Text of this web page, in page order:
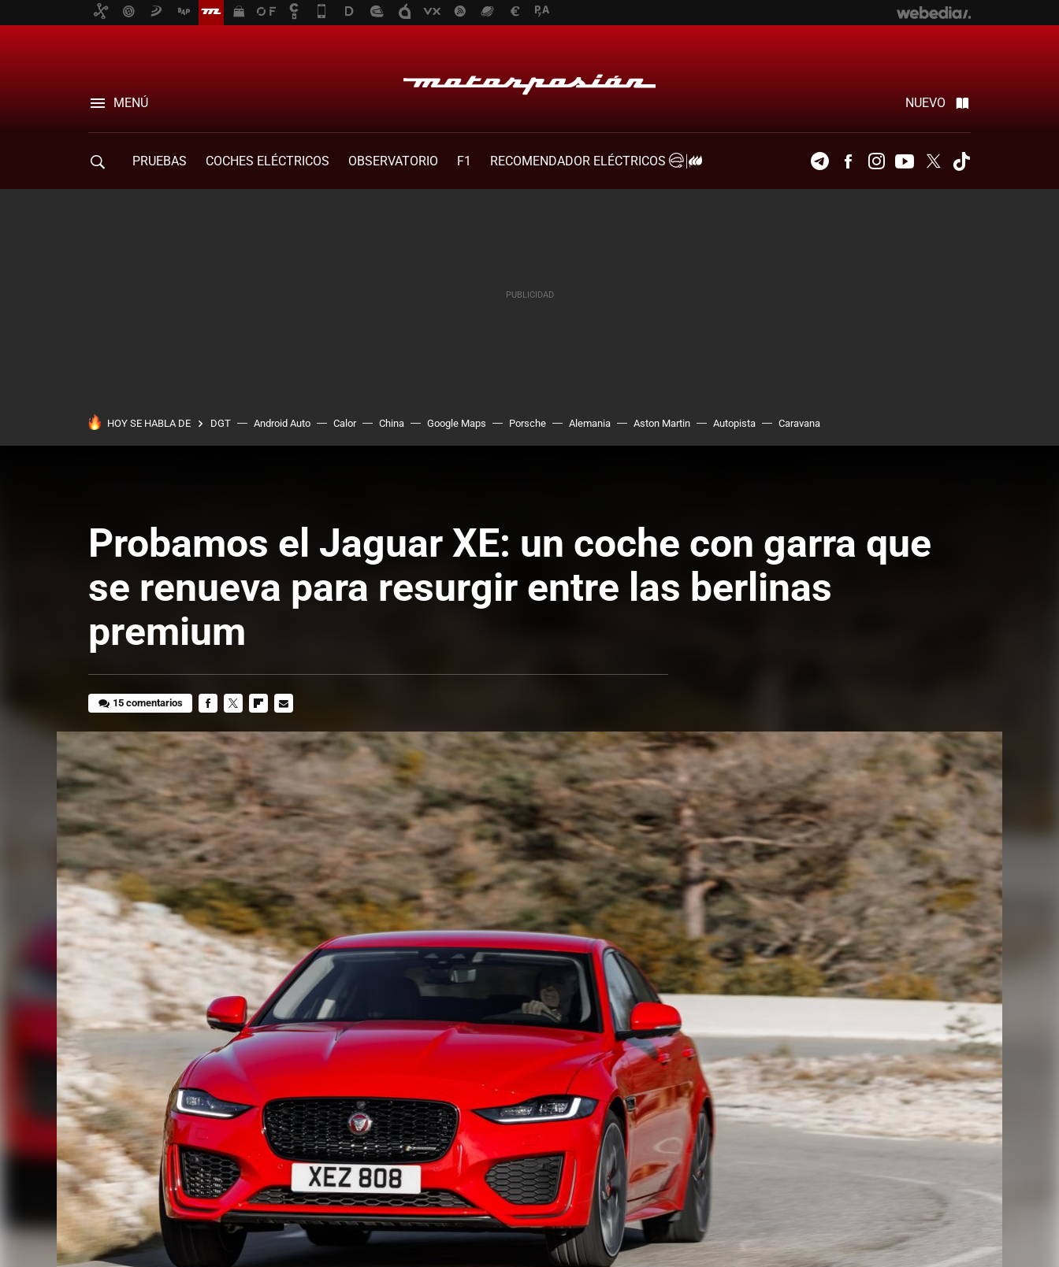
MENÚ NUEVO
PRUEBAS COCHES ELÉCTRICOS OBSERVATORIO F1
RECOMENDADOR ELÉCTRICOS
TelegramFacebookInstagramYoutubeTwitter
HOY SE HABLA DE DGT Android Auto Calor China Google Maps Porsche Alemania Aston Martin Autopista Caravana
Probamos el Jaguar XE: un coche con garra que
se renueva para resurgir entre las berlinas
premium
15 comentarios
MAIL